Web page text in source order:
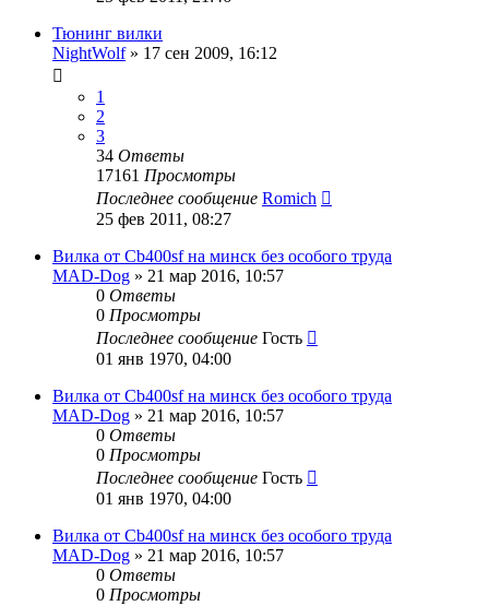
Тюнинг вилки
NightWolf» 17 сен 2009, 16:12
1
2
3
34 Ответы
17161 Просмотры
Последнее сообщение Romich
25 фев 2011, 08:27
Вилка от Cb400sf на минск без особого труда
MAD-Dog » 21 мар 2016, 10:57
0 Ответы
0 Просмотры
Последнее сообщение Гость
01 янв 1970, 04:00
Вилка от Cb400sf на минск без особого труда
MAD-Dog » 21 мар 2016, 10:57
0 Ответы
0 Просмотры
Последнее сообщение Гость
01 янв 1970, 04:00
Вилка от Cb400sf на минск без особого труда
MAD-Dog » 21 мар 2016, 10:57
0 Ответы
0 Просмотры